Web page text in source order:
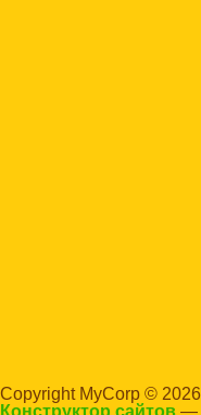
Copyright MyCorp © 2026
Конструктор сайтов —